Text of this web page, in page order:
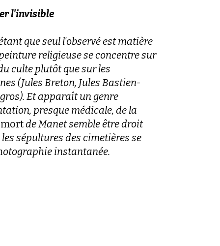
l'invisible
que seul l'observé est matière
religieuse se concentre sur
culte plutôt que sur les
(Jules Breton, Jules Bastien-
Et apparaît un genre
presque médicale, de la
de Manet semble être droit
sépultures des cimetières se
instantanée.